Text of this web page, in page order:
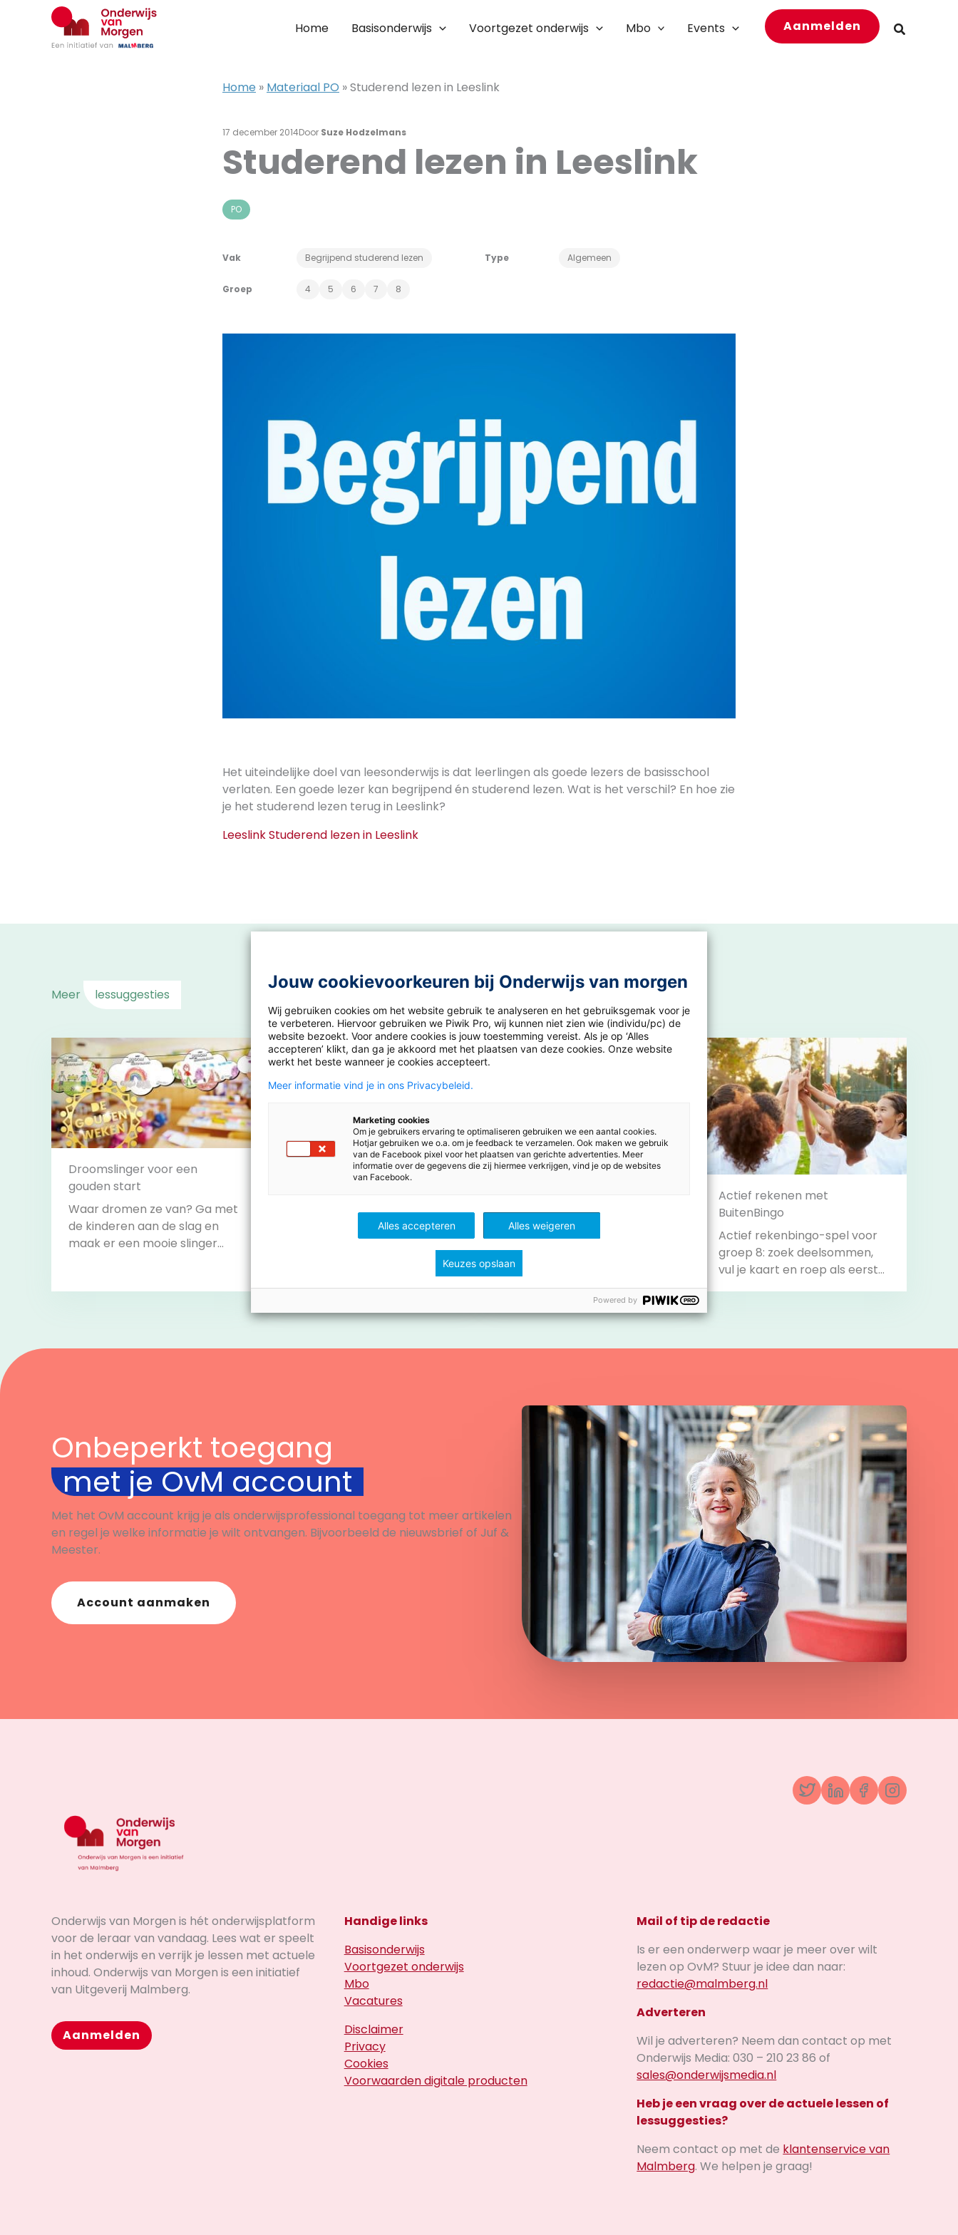
Home Basisonderwijs Voortgezet onderwijs Mbo Events Aanmelden Zoeken
Home » Materiaal PO »Studerend lezen in Leeslink
17 december 2014Door Suze Hodzelmans
PO
Vak Begrijpend studerend lezen Type Algemeen
Groep 4 5 6 7 8
Studerend lezen in Leeslink
Het uiteindelijke doel van leesonderwijs is dat leerlingen als goede lezers de basisschool
verlaten. Een goede lezer kan begrijpend én studerend lezen. Wat is het verschil? En hoe zie
je het studerend lezen terug in Leeslink?
Leeslink Studerend lezen in Leeslink
Meer lessuggesties
Droomslinger voor een
gouden start
Waar dromen ze van? Ga met
de kinderen aan de slag en
maak er een mooie slinger
Doe mee aan de
razendspannende lees-
challenge! Lukt het jullie om
volbrengen? Klaar voor de
Bekijk
Aftelkalender naar
Sinterklaas.
Bekijk
Actief rekenen met
BuitenBingo
Actief rekenbingo-spel voor
groep 8: zoek deelsommen,
vul je kaart en roep als eerste
Onbeperkt toegang
met je OvM account
Met het OvM account krijg je als onderwijsprofessional toegang tot meer artikelen
en regel je welke informatie je wilt ontvangen. Bijvoorbeeld de nieuwsbrief of Juf &
Meester.
Account aanmaken
TwitterLinkedInFacebook
Onderwijs van Morgen is hét onderwijsplatform
voor de leraar van vandaag. Lees wat er speelt
in het onderwijs en verrijk je lessen met actuele
inhoud. Onderwijs van Morgen is een initiatief
van Uitgeverij Malmberg.
Aanmelden
Handige links
Basisonderwijs
Voortgezet onderwijs
Mbo
Vacatures
Disclaimer
Privacy
Cookies
Voorwaarden digitale producten
Mail of tip de redactie
Is er een onderwerp waar je meer over wilt
lezen op OvM? Stuur je idee dan naar:
redactie@malmberg.nl
Adverteren
Wil je adverteren? Neem dan contact op met
Onderwijs Media: 030 – 210 23 86 of
sales@onderwijsmedia.nl
Heb je een vraag over de actuele lessen of
lessuggesties?
Neem contact op met de klantenservice van
Malmberg. We helpen je graag!
Jouw cookievoorkeuren bij Onderwijs van morgen
Wij gebruiken cookies om het website gebruik te analyseren en het gebruiksgemak voor je
te verbeteren. Hiervoor gebruiken we Piwik Pro, wij kunnen niet zien wie (individu/pc) de
website bezoekt. Voor andere cookies is jouw toestemming vereist. Als je op ‘Alles
accepteren’ klikt, dan ga je akkoord met het plaatsen van deze cookies. Onze website
werkt het beste wanneer je cookies accepteert.
Meer informatie vind je in ons Privacybeleid.
Marketing cookies
Om je gebruikers ervaring te optimaliseren gebruiken we een aantal cookies.
Hotjar gebruiken we o.a. om je feedback te verzamelen. Ook maken we gebruik
van de Facebook pixel voor het plaatsen van gerichte advertenties. Meer
informatie over de gegevens die zij hiermee verkrijgen, vind je op de websites
van Facebook.
Alles accepteren Alles weigeren
Keuzes opslaan
Powered by